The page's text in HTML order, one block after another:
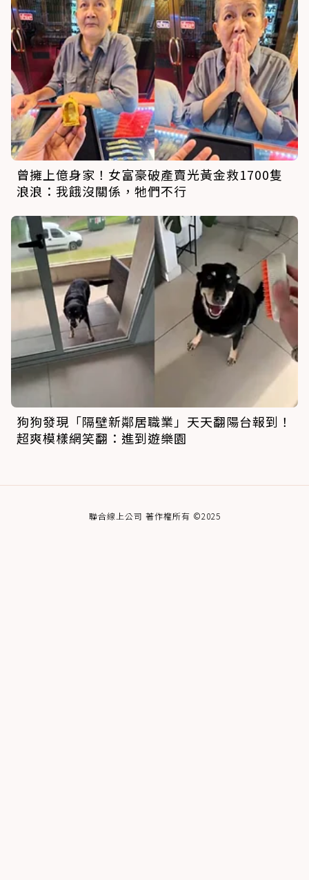
曾擁上億身家！女富豪破產賣光黃金救1700隻
浪浪：我餓沒關係，牠們不行
狗狗發現「隔壁新鄰居職業」天天翻陽台報到！
超爽模樣網笑翻：進到遊樂園
聯合線上公司 著作權所有 ©2025